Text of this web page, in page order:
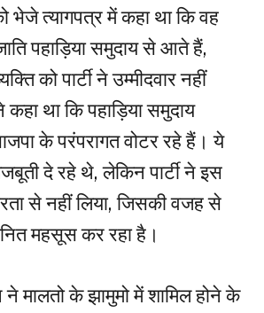
भेजे त्यागपत्र में कहा था कि वह
पहाड़िया समुदाय से आते हैं,
को पार्टी ने उम्मीदवार नहीं
कहा था कि पहाड़िया समुदाय
के परंपरागत वोटर रहे हैं। ये
दे रहे थे, लेकिन पार्टी ने इस
से नहीं लिया, जिसकी वजह से
महसूस कर रहा है।
मालतो के झामुमो में शामिल होने के